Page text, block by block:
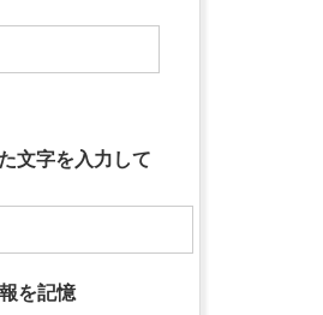
文字を入力して
を記憶